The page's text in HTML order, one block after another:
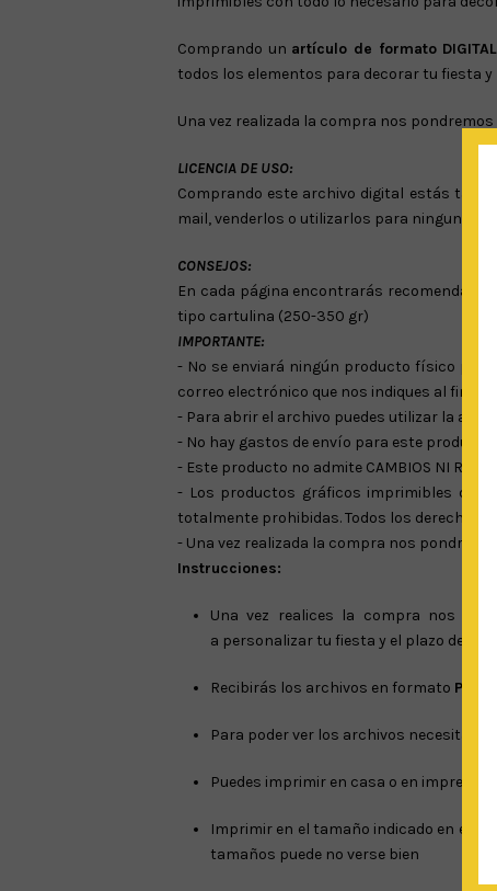
Comprando un artículo de formato DIGITAL
todos los elementos para decorar tu fiesta
Una vez realizada la compra nos
LICENCIA DE USO:
Comprando este archivo digital estás
mail, venderlos o utilizarlos para ninguna
CONSEJOS:
En cada página encontrarás
tipo cartulina (250-350 gr)
IMPORTANTE:
- No se enviará ningún producto físico por
correo electrónico que nos indiques al
- Para abrir el archivo puedes utilizar la
- No hay gastos de envío para este producto,
- Este producto no admite CAMBIOS NI
- Los productos gráficos imprimibles de
totalmente prohibidas. Todos los derechos
- Una vez realizada la compra nos
Instrucciones:
Una vez realices la compra nos
a personalizar tu fiesta y el plazo de
Recibirás los archivos en formato PDF ,
Para poder ver los archivos necesitas
Puedes imprimir en casa o en
Imprimir en el tamaño indicado en el
tamaños puede no verse bien